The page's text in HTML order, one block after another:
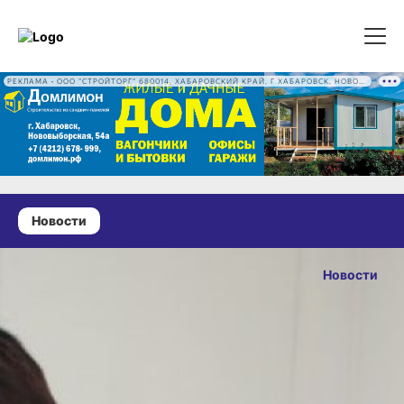
Новости
доступна
индивидуальная
вакцина от рака
Новости